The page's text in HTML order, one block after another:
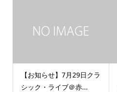
【お知らせ】7月29日クラ
シック・ライブ＠赤...